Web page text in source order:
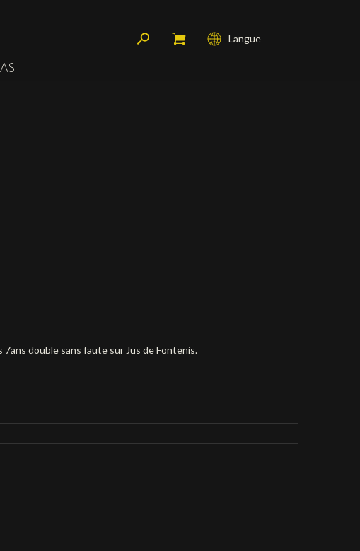
Langue
7ans double sans faute sur Jus de Fontenis.